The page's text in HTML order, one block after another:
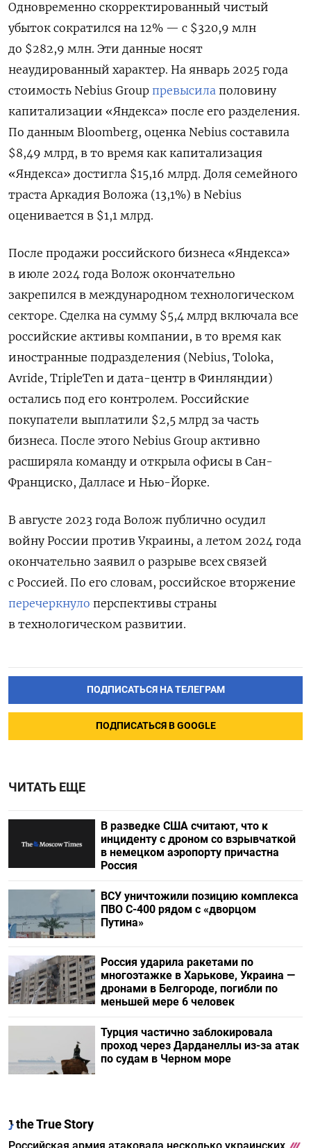
Одновременно скорректированный чистый
убыток сократился на 12% — с $320,9 млн
до $282,9 млн. Эти данные носят
неаудированный характер. На январь 2025 года
стоимость Nebius Group превысила половину
капитализации «Яндекса» после его разделения.
По данным Bloomberg, оценка Nebius составила
$8,49 млрд, в то время как капитализация
«Яндекса» достигла $15,16 млрд. Доля семейного
траста Аркадия Воложа (13,1%) в Nebius
оценивается в $1,1 млрд.
После продажи российского бизнеса «Яндекса»
в июле 2024 года Волож окончательно
закрепился в международном технологическом
секторе. Сделка на сумму $5,4 млрд включала все
российские активы компании, в то время как
иностранные подразделения (Nebius, Toloka,
Avride, TripleTen и дата-центр в Финляндии)
остались под его контролем. Российские
покупатели выплатили $2,5 млрд за часть
бизнеса. После этого Nebius Group активно
расширяла команду и открыла офисы в Сан-
Франциско, Далласе и Нью-Йорке.
В августе 2023 года Волож публично осудил
войну России против Украины, а летом 2024 года
окончательно заявил о разрыве всех связей
с Россией. По его словам, российское вторжение
перечеркнуло перспективы страны
в технологическом развитии.
ПОДПИСАТЬСЯ НА ТЕЛЕГРАМ
ПОДПИСАТЬСЯ В GOOGLE
ЧИТАТЬ ЕЩЕ
В разведке США считают, что к
инциденту с дроном со взрывчаткой
в немецком аэропорту причастна
Россия
ВСУ уничтожили позицию комплекса
ПВО С-400 рядом с «дворцом
Путина»
Россия ударила ракетами по
многоэтажке в Харькове, Украина —
дронами в Белгороде, погибли по
меньшей мере 6 человек
Турция частично заблокировала
проход через Дарданеллы из-за атак
по судам в Черном море